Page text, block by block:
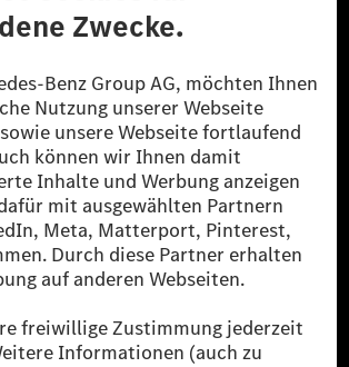
Group AG. Alle Rechte vorbehalten.
bedeutet, dass nicht vermiedene oder nicht
bei der Mercedes-Benz Group durch
kompensiert werden.
ist ein integraler Bestandteil von MB.CHARGE
USA, Kanada und China. Sofern an der jeweiligen
Strom aus erneuerbaren Energien vorliegt,
Charging Grünstromzertifikate*. Diese stellen
über MB.CHARGE Public eine äquivalente
Energien ins Stromnetz eingespeist wird.